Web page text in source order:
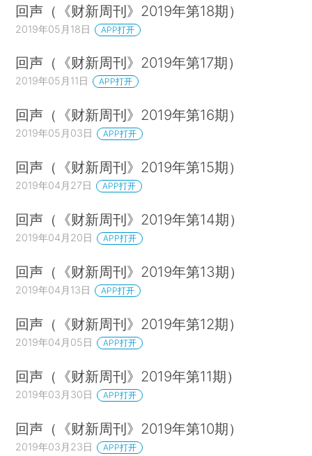
回声（《财新周刊》2019年第18期）
2019年05月18日 APP打开
回声（《财新周刊》2019年第17期）
2019年05月11日 APP打开
回声（《财新周刊》2019年第16期）
2019年05月03日 APP打开
回声（《财新周刊》2019年第15期）
2019年04月27日 APP打开
回声（《财新周刊》2019年第14期）
2019年04月20日 APP打开
回声（《财新周刊》2019年第13期）
2019年04月13日 APP打开
回声（《财新周刊》2019年第12期）
2019年04月05日 APP打开
回声（《财新周刊》2019年第11期）
2019年03月30日 APP打开
回声（《财新周刊》2019年第10期）
2019年03月23日 APP打开